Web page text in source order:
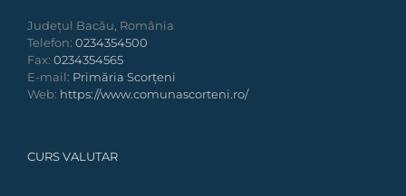
Județul Bacău, România
Telefon: 0234354500
Fax: 0234354565
E-mail: Primăria Scorțeni
Web: https://www.comunascorteni.ro/
CURS VALUTAR